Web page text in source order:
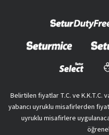
Belirtilen fiyatlar T.C. ve K.K.T.C.
yabancı uyruklu misafirlerden
uyruklu misafirlere